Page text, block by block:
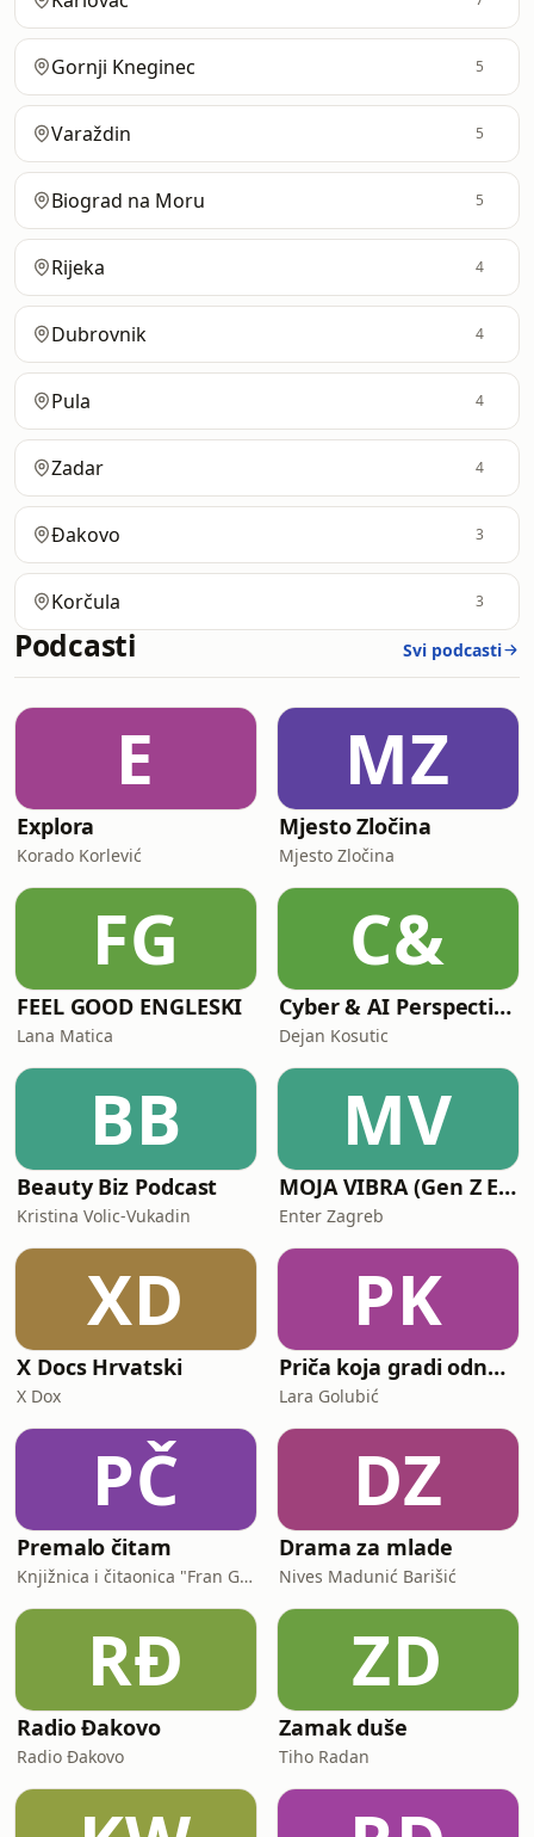
Gornji Kneginec 5
Varaždin 5
Biograd na Moru 5
Rijeka 4
Dubrovnik 4
Pula 4
Zadar 4
Đakovo 3
Korčula 3
Podcasti Svi podcasti
E
Explora
Korado Korlević
MZ
Mjesto Zločina
Mjesto Zločina
FG
FEEL GOOD ENGLESKI
Lana Matica
C&
Cyber & AI Perspectives — Insights on Cybersecurity and AI Governance
Dejan Kosutic
BB
Beauty Biz Podcast
Kristina Volic-Vukadin
MV
MOJA VIBRA (Gen Z ENTER podcast)
Enter Zagreb
XD
X Docs Hrvatski
X Dox
PK
Priča koja gradi odnose
Lara Golubić
PČ
Premalo čitam
Knjižnica i čitaonica "Fran Galović" Koprivnica
DZ
Drama za mlade
Nives Madunić Barišić
RĐ
Radio Đakovo
Radio Đakovo
ZD
Zamak duše
Tiho Radan